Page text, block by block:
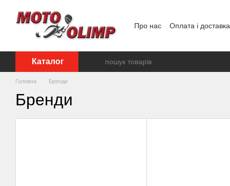
Про нас Оплата і доставка
Каталог
Головна Бренди
Бренди